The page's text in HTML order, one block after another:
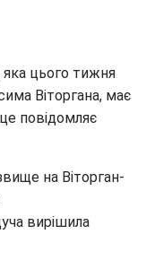
яка цього тижня
Віторгана, має
повідомляє
на Віторган-
вирішила